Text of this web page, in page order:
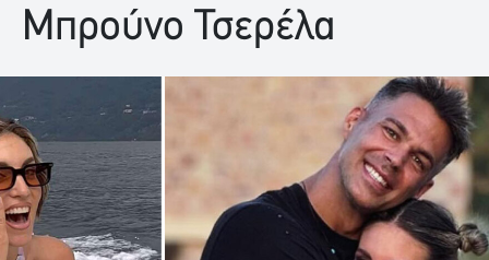
Μπρούνο Τσερέλα